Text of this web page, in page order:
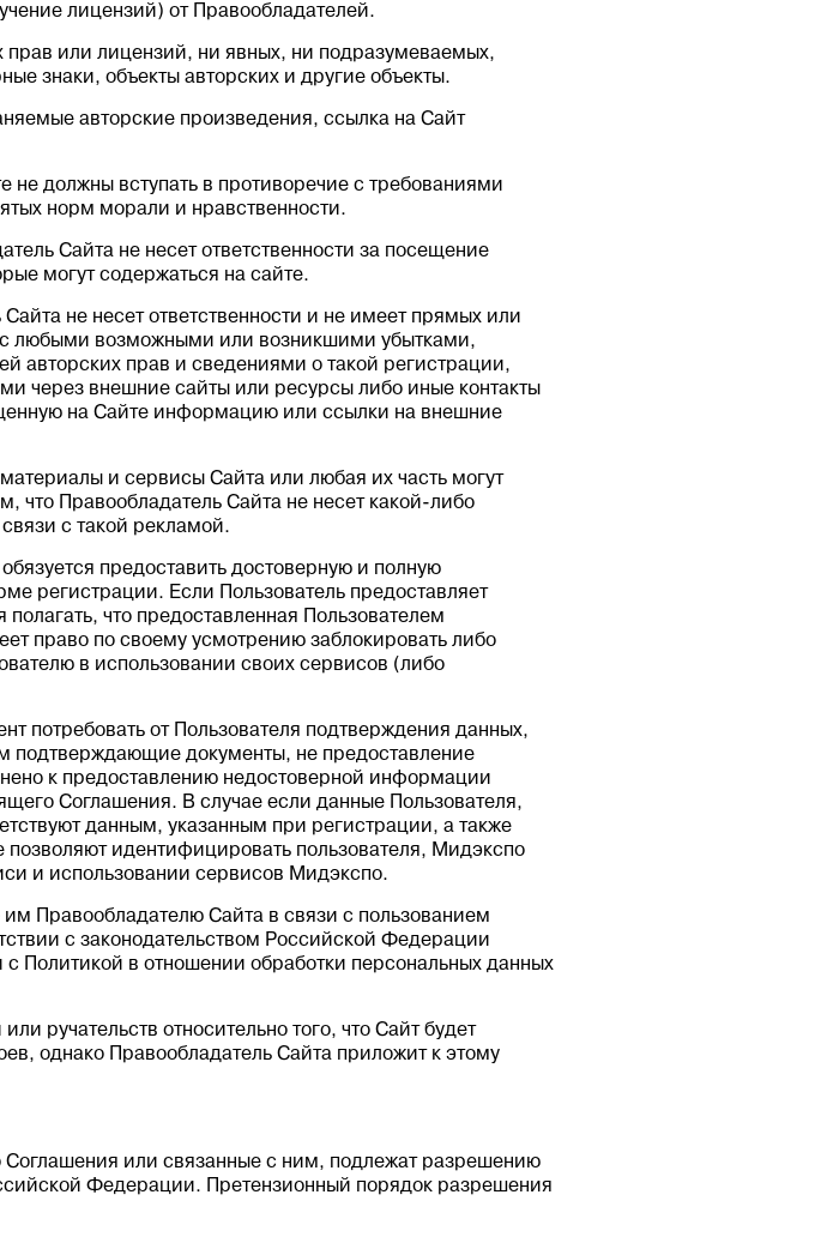
лицензий) от Правообладателей.
прав или лицензий, ни явных, ни подразумеваемых,
знаки, объекты авторских и другие объекты.
авторские произведения, ссылка на Сайт
должны вступать в противоречие с требованиями
норм морали и нравственности.
Сайта не несет ответственности за посещение
могут содержаться на сайте.
не несет ответственности и не имеет прямых или
с любыми возможными или возникшими убытками,
авторских прав и сведениями о такой регистрации,
через внешние сайты или ресурсы либо иные контакты
на Сайте информацию или ссылки на внешние
и сервисы Сайта или любая их часть могут
что Правообладатель Сайта не несет какой-либо
с такой рекламой.
предоставить достоверную и полную
регистрации. Если Пользователь предоставляет
что предоставленная Пользователем
право по своему усмотрению заблокировать либо
в использовании своих сервисов (либо
потребовать от Пользователя подтверждения данных,
подтверждающие документы, не предоставление
к предоставлению недостоверной информации
Соглашения. В случае если данные Пользователя,
данным, указанным при регистрации, а также
позволяют идентифицировать пользователя, Мидэкспо
и использовании сервисов Мидэкспо.
Правообладателю Сайта в связи с пользованием
с законодательством Российской Федерации
Политикой в отношении обработки персональных данных
ручательств относительно того, что Сайт будет
однако Правообладатель Сайта приложит к этому
или связанные с ним, подлежат разрешению
Федерации. Претензионный порядок разрешения